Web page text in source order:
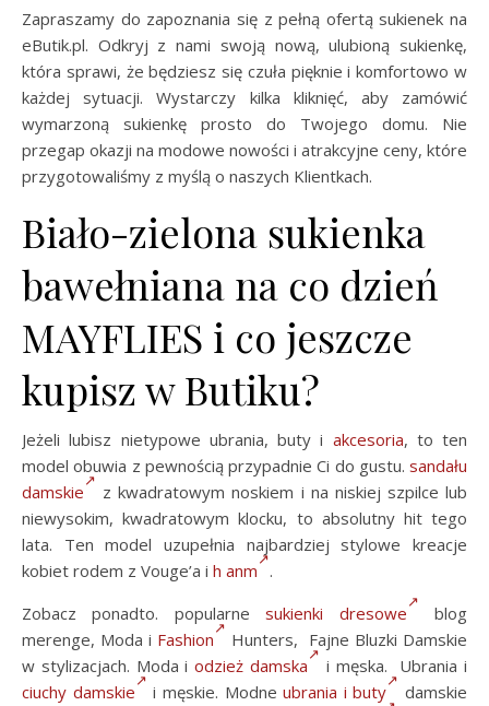
Zapraszamy do zapoznania się z pełną ofertą sukienek na
eButik.pl. Odkryj z nami swoją nową, ulubioną sukienkę,
która sprawi, że będziesz się czuła pięknie i komfortowo w
każdej sytuacji. Wystarczy kilka kliknięć, aby zamówić
wymarzoną sukienkę prosto do Twojego domu. Nie
przegap okazji na modowe nowości i atrakcyjne ceny, które
przygotowaliśmy z myślą o naszych Klientkach.
Biało-zielona sukienka
bawełniana na co dzień
MAYFLIES i co jeszcze
kupisz w Butiku?
Jeżeli lubisz nietypowe ubrania, buty i akcesoria, to ten
model obuwia z pewnością przypadnie Ci do gustu. sandału
damskie
z kwadratowym noskiem i na niskiej szpilce lub
niewysokim, kwadratowym klocku, to absolutny hit tego
lata. Ten model uzupełnia najbardziej stylowe kreacje
kobiet rodem z Vouge’a i h anm .
Zobacz ponadto. popularnesukienki dresowe
blog
merenge, Moda i Fashion
Hunters, Fajne Bluzki Damskie
w stylizacjach. Moda iodzież damska
i męska. Ubrania i
ciuchy damskie
i męskie. Modneubrania i buty
damskie